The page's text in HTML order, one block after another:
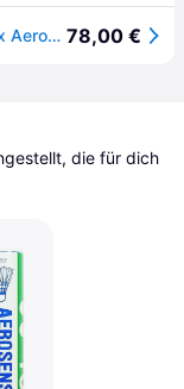
Tube mit 12 Badminton-Federbällen Yonex Aerosensa 40 78,00 €
die für dich